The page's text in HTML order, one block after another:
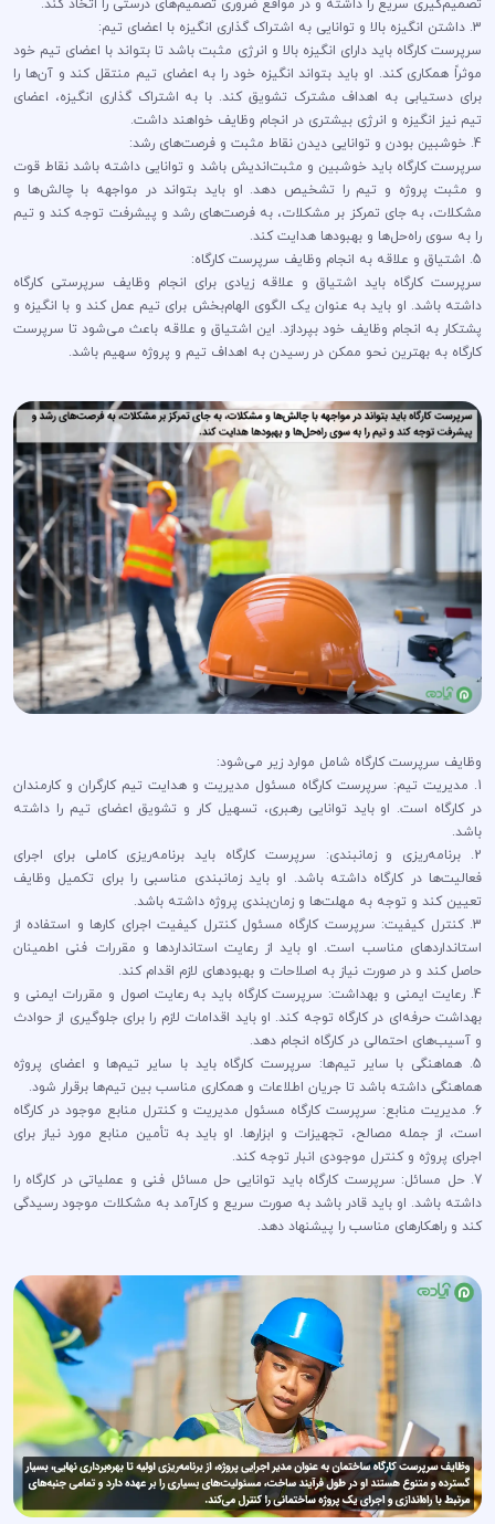
3. داشتن انگیزه بالا و توانایی به اشتراک گذاری انگیزه با اعضای تیم:
سرپرست کارگاه باید دارای انگیزه بالا و انرژی مثبت باشد تا بتواند با اعضای تیم خود
موثراً همکاری کند. او باید بتواند انگیزه خود را به اعضای تیم منتقل کند و آن‌ها را
برای دستیابی به اهداف مشترک تشویق کند. با به اشتراک گذاری انگیزه، اعضای
تیم نیز انگیزه و انرژی بیشتری در انجام وظایف خواهند داشت.
4. خوشبین بودن و توانایی دیدن نقاط مثبت و فرصت‌های رشد:
سرپرست کارگاه باید خوشبین و مثبت‌اندیش باشد و توانایی داشته باشد نقاط قوت
و مثبت پروژه و تیم را تشخیص دهد. او باید بتواند در مواجهه با چالش‌ها و
مشکلات، به جای تمرکز بر مشکلات، به فرصت‌های رشد و پیشرفت توجه کند و تیم
را به سوی راه‌حل‌ها و بهبودها هدایت کند.
5. اشتیاق و علاقه به انجام وظایف سرپرست کارگاه:
سرپرست کارگاه باید اشتیاق و علاقه زیادی برای انجام وظایف سرپرستی کارگاه
داشته باشد. او باید به عنوان یک الگوی الهام‌بخش برای تیم عمل کند و با انگیزه و
پشتکار به انجام وظایف خود بپردازد. این اشتیاق و علاقه باعث می‌شود تا سرپرست
کارگاه به بهترین نحو ممکن در رسیدن به اهداف تیم و پروژه سهیم باشد.
وظایف سرپرست کارگاه شامل موارد زیر می‌شود:
1. مدیریت تیم: سرپرست کارگاه مسئول مدیریت و هدایت تیم کارگران و کارمندان
در کارگاه است. او باید توانایی رهبری، تسهیل کار و تشویق اعضای تیم را داشته
باشد.
2. برنامه‌ریزی و زمانبندی: سرپرست کارگاه باید برنامه‌ریزی کاملی برای اجرای
فعالیت‌ها در کارگاه داشته باشد. او باید زمانبندی مناسبی را برای تکمیل وظایف
تعیین کند و توجه به مهلت‌ها و زمان‌بندی پروژه داشته باشد.
3. کنترل کیفیت: سرپرست کارگاه مسئول کنترل کیفیت اجرای کارها و استفاده از
استانداردهای مناسب است. او باید از رعایت استانداردها و مقررات فنی اطمینان
حاصل کند و در صورت نیاز به اصلاحات و بهبودهای لازم اقدام کند.
4. رعایت ایمنی و بهداشت: سرپرست کارگاه باید به رعایت اصول و مقررات ایمنی و
بهداشت حرفه‌ای در کارگاه توجه کند. او باید اقدامات لازم را برای جلوگیری از حوادث
و آسیب‌های احتمالی در کارگاه انجام دهد.
5. هماهنگی با سایر تیم‌ها: سرپرست کارگاه باید با سایر تیم‌ها و اعضای پروژه
هماهنگی داشته باشد تا جریان اطلاعات و همکاری مناسب بین تیم‌ها برقرار شود.
6. مدیریت منابع: سرپرست کارگاه مسئول مدیریت و کنترل منابع موجود در کارگاه
است، از جمله مصالح، تجهیزات و ابزارها. او باید به تأمین منابع مورد نیاز برای
اجرای پروژه و کنترل موجودی انبار توجه کند.
7. حل مسائل: سرپرست کارگاه باید توانایی حل مسائل فنی و عملیاتی در کارگاه را
داشته باشد. او باید قادر باشد به صورت سریع و کارآمد به مشکلات موجود رسیدگی
کند و راهکارهای مناسب را پیشنهاد دهد.